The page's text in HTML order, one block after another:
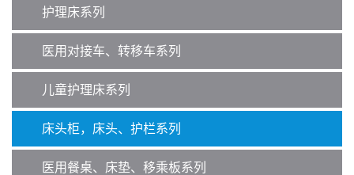
护理床系列
医用对接车、转移车系列
儿童护理床系列
床头柜，床头、护栏系列
医用餐桌、床垫、移乘板系列